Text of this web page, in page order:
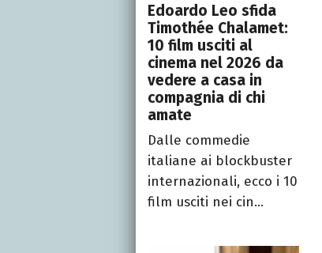
Edoardo Leo sfida
Timothée Chalamet:
10 film usciti al
cinema nel 2026 da
vedere a casa in
compagnia di chi
amate
Dalle commedie
italiane ai blockbuster
internazionali, ecco i 10
film usciti nei cin...